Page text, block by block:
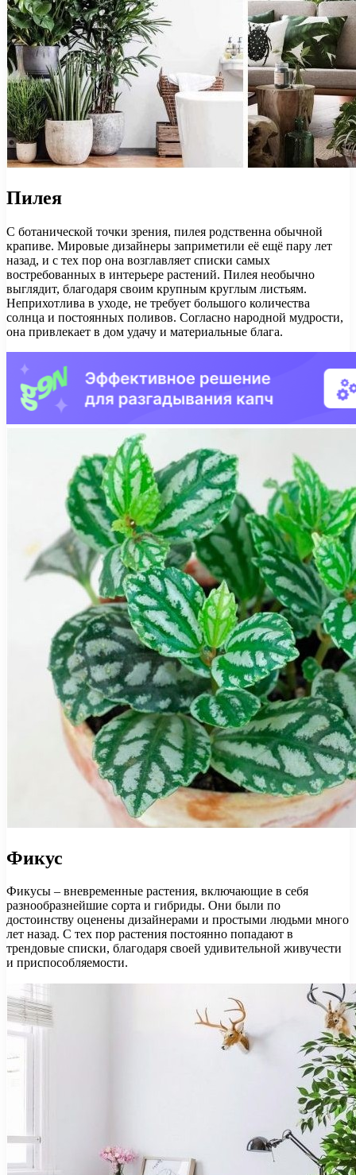
Пилея
С ботанической точки зрения, пилея родственна обычной
крапиве. Мировые дизайнеры заприметили её ещё пару лет
назад, и с тех пор она возглавляет списки самых
востребованных в интерьере растений. Пилея необычно
выглядит, благодаря своим крупным круглым листьям.
Неприхотлива в уходе, не требует большого количества
солнца и постоянных поливов. Согласно народной мудрости,
она привлекает в дом удачу и материальные блага.
Фикус
Фикусы – вневременные растения, включающие в себя
разнообразнейшие сорта и гибриды. Они были по
достоинству оценены дизайнерами и простыми людьми много
лет назад. С тех пор растения постоянно попадают в
трендовые списки, благодаря своей удивительной живучести
и приспособляемости.